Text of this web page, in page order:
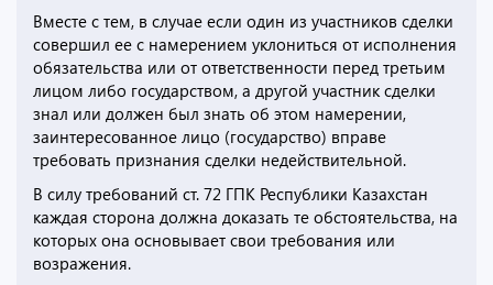
Вместе с тем, в случае если один из участников сделки
совершил ее с намерением уклониться от исполнения
обязательства или от ответственности перед третьим
лицом либо государством, а другой участник сделки
знал или должен был знать об этом намерении,
заинтересованное лицо (государство) вправе
требовать признания сделки недействительной.
В силу требований ст. 72 ГПК Республики Казахстан
каждая сторона должна доказать те обстоятельства, на
которых она основывает свои требования или
возражения.